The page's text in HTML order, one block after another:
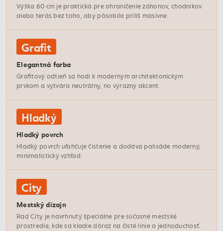
Výška 60 cm je praktická pre ohraničenie záhonov, chodníkov
alebo terás bez toho, aby pôsobila príliš masívne.
Grafit
Elegantná farba
Grafitový odtieň sa hodí k moderným architektonickým
prvkom a vytvára neutrálny, no výrazný akcent.
Hladký
Hladký povrch
Hladký povrch uľahčuje čistenie a dodáva palisáde moderný,
minimalistický vzhľad.
City
Mestský dizajn
Rad City je navrhnutý špeciálne pre súčasné mestské
prostredie, kde sa kladie dôraz na čisté línie a jednoduchosť.